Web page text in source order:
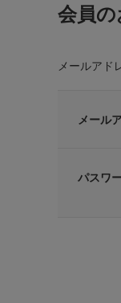
会員
メールアド
メール
パスワ